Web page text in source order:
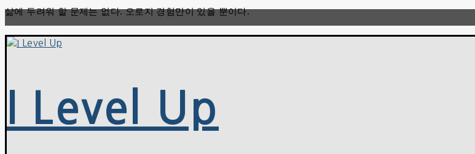
콘
텐
츠
가
메
뉴
닫
기
삶에 두려워 할 문제는 없다. 오로지 경험만이 있을 뿐이다.
I Level Up